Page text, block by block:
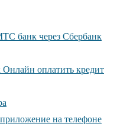
банк через Сбербанк
оплатить кредит
на телефоне